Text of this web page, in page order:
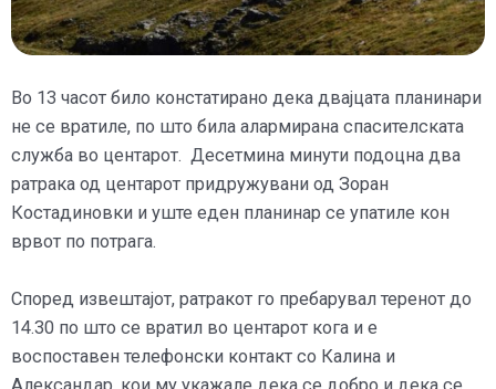
Во 13 часот било констатирано дека двајцата планинари
не се вратиле, по што била алармирана спасителската
служба во центарот. Десетмина минути подоцна два
ратрака од центарот придружувани од Зоран
Костадиновки и уште еден планинар се упатиле кон
врвот по потрага.
Според извештајот, ратракот го пребарувал теренот до
14.30 по што се вратил во центарот кога и е
воспоставен телефонски контакт со Калина и